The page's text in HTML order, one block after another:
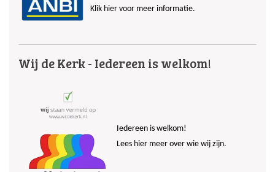
Klik hier voor meer informatie.
Wij de Kerk - Iedereen is welkom!
Iedereen is welkom!
Lees hier meer over wie wij zijn.